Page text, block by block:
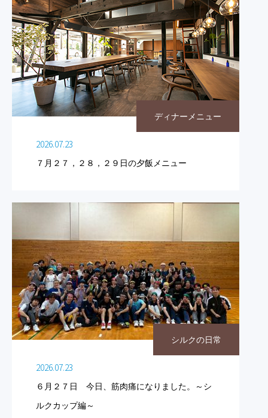
ディナーメニュー
2026.07.23
７月２７，２８，２９日の夕飯メニュー
シルクの日常
2026.07.23
６月２７日 今日、筋肉痛になりました。～シ
ルクカップ編～